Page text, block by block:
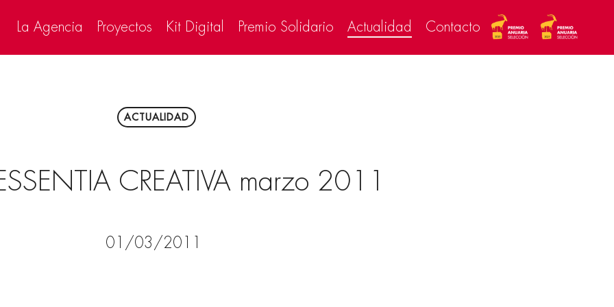
La Agencia Proyectos Kit Digital Premio Solidario Actualidad Contacto
ACTUALIDAD
CREATIVA marzo 2011
01/03/2011